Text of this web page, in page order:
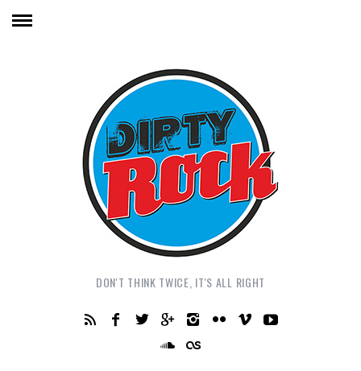
DON'T THINK TWICE, IT'S ALL RIGHT